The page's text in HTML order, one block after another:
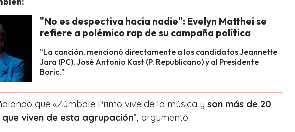
"No es despectiva hacia nadie": Evelyn Matthei se
refiere a polémico rap de su campaña política
"La canción, mencionó directamente a los candidatos Jeannette
Jara (PC), José Antonio Kast (P. Republicano) y al Presidente
Boric."
que «Zúmbale Primo vive de la música y son más de 20
viven de esta agrupación”, argumentó.